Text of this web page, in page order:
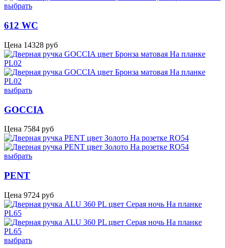
выбрать
612 WC
Цена 14328 руб
выбрать
GOCCIA
Цена 7584 руб
выбрать
PENT
Цена 9724 руб
выбрать